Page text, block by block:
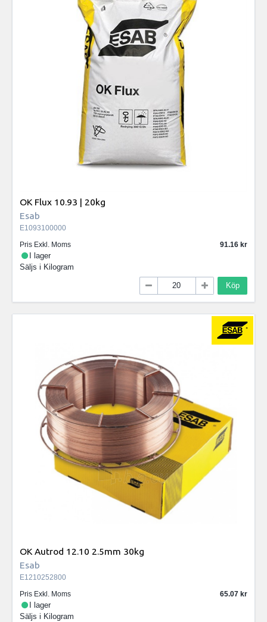
OK Flux 10.93 | 20kg
Esab
E1093100000
Pris Exkl. Moms
91.16
I lager
Säljs i Kilogram
Köp
OK Autrod 12.10 2.5mm 30kg
Esab
E1210252800
Pris Exkl. Moms
65.07
I lager
Säljs i Kilogram